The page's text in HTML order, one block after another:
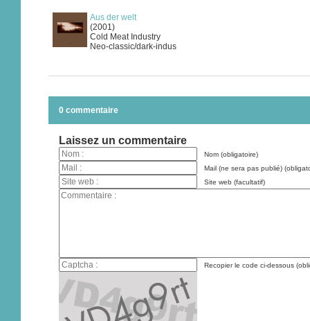
Aus der welt
(2001)
Cold Meat Industry
Neo-classic/dark-indus
0 commentaire
Laissez un commentaire
Nom (obligatoire)
Mail (ne sera pas publié)
Site web (facultatif)
Recopier le code ci-dessous